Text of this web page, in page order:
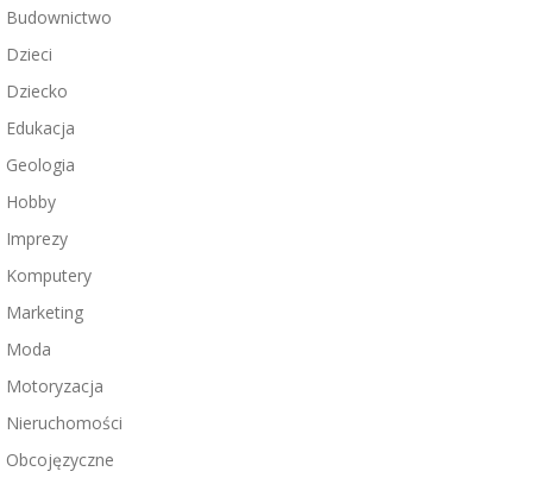
Budownictwo
Dzieci
Dziecko
Edukacja
Geologia
Hobby
Imprezy
Komputery
Marketing
Moda
Motoryzacja
Nieruchomości
Obcojęzyczne